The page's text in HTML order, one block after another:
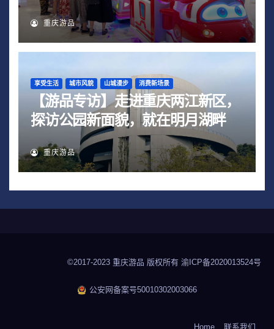
重庆游品
享受生活 城市风貌 山城漫步 消费新场景
【游品专访】走进重庆两江新区，
探访公园新面貌，就在明月湖畔
重庆游品
©2017-2023 重庆游品 版权所有 渝ICP备2020013524号
公安网备案号50010302003066
Home 联系我们